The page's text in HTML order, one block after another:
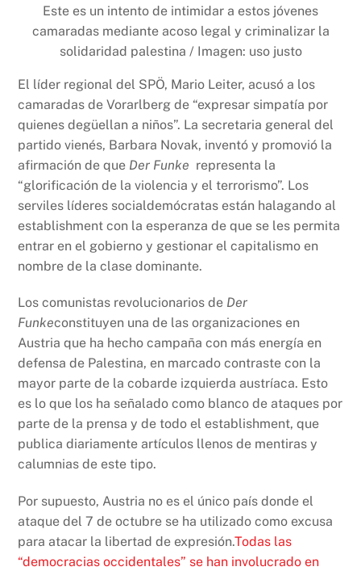
Este es un intento de intimidar a estos jóvenes
camaradas mediante acoso legal y criminalizar la
solidaridad palestina / Imagen: uso justo
El líder regional del SPÖ, Mario Leiter, acusó a los
camaradas de Vorarlberg de “expresar simpatía por
quienes degüellan a niños”. La secretaria general del
partido vienés, Barbara Novak, inventó y promovió la
afirmación de que Der Funke representa la
“glorificación de la violencia y el terrorismo”. Los
serviles líderes socialdemócratas están halagando al
establishment con la esperanza de que se les permita
entrar en el gobierno y gestionar el capitalismo en
nombre de la clase dominante.
Los comunistas revolucionarios de Der
Funkeconstituyen una de las organizaciones en
Austria que ha hecho campaña con más energía en
defensa de Palestina, en marcado contraste con la
mayor parte de la cobarde izquierda austríaca. Esto
es lo que los ha señalado como blanco de ataques por
parte de la prensa y de todo el establishment, que
publica diariamente artículos llenos de mentiras y
calumnias de este tipo.
Por supuesto, Austria no es el único país donde el
ataque del 7 de octubre se ha utilizado como excusa
para atacar la libertad de expresión.Todas las
“democracias occidentales” se han involucrado en